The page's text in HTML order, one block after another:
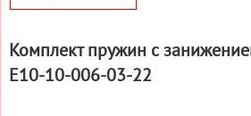
Комплект пружин с
E10-10-006-03-22